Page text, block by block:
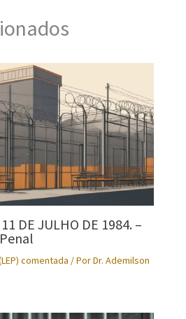
DE JULHO DE 1984. –
comentada / PorDr. Ademilson